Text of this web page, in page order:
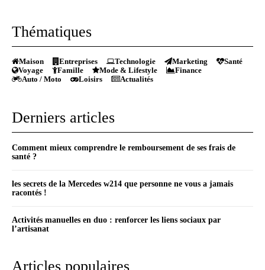
Thématiques
Maison Entreprises Technologie Marketing
Santé
Voyage
Famille Mode & Lifestyle
Finance
Auto / Moto
Loisirs Actualités
Derniers articles
Comment mieux comprendre le remboursement de ses frais de
santé ?
les secrets de la Mercedes w214 que personne ne vous a jamais
racontés !
Activités manuelles en duo : renforcer les liens sociaux par
l’artisanat
Articles populaires